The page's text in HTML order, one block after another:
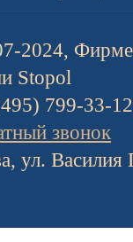
2024,
Stopol
799-33-
звонок
ул. Василия